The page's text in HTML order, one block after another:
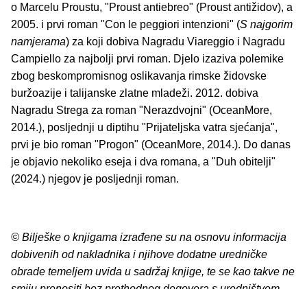
o Marcelu Proustu, "Proust antiebreo" (Proust antižidov), a
2005. i prvi roman "Con le peggiori intenzioni" (S najgorim
namjerama) za koji dobiva Nagradu Viareggio i Nagradu
Campiello za najbolji prvi roman. Djelo izaziva polemike
zbog beskompromisnog oslikavanja rimske židovske
buržoazije i talijanske zlatne mladeži. 2012. dobiva
Nagradu Strega za roman "Nerazdvojni" (OceanMore,
2014.), posljednji u diptihu "Prijateljska vatra sjećanja",
prvi je bio roman "Progon" (OceanMore, 2014.). Do danas
je objavio nekoliko eseja i dva romana, a "Duh obitelji"
(2024.) njegov je posljednji roman.
© Bilješke o knjigama izrađene su na osnovu informacija
dobivenih od nakladnika i njihove dodatne uredničke
obrade temeljem uvida u sadržaj knjige, te se kao takve ne